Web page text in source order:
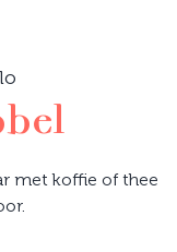
met koffie of thee